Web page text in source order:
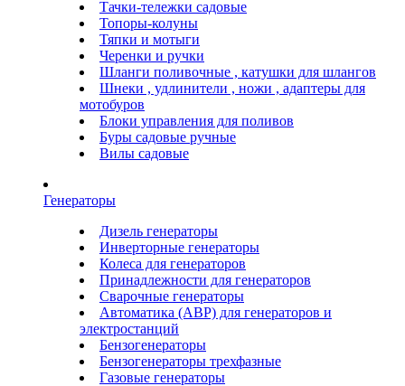
Тачки-тележки садовые
Топоры-колуны
Тяпки и мотыги
Черенки и ручки
Шланги поливочные , катушки для шлангов
Шнеки , удлинители , ножи , адаптеры для
мотобуров
Блоки управления для поливов
Буры садовые ручные
Вилы садовые
Генераторы
Дизель генераторы
Инверторные генераторы
Колеса для генераторов
Принадлежности для генераторов
Сварочные генераторы
Автоматика (АВР) для генераторов и
электростанций
Бензогенераторы
Бензогенераторы трехфазные
Газовые генераторы